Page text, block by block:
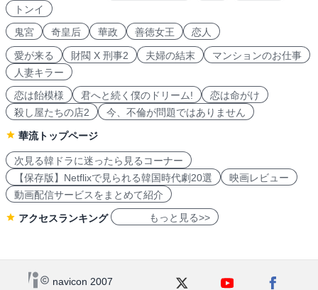
トンイ
鬼宮
奇皇后 華政 善徳女王 恋人
愛が来る 財閥 X 刑事2 夫婦の結末
マンションのお仕事
人妻キラー
恋は飴模様
君へと続く僕のドリーム!
恋は命がけ
殺し屋たちの店2
今、不倫が問題ではありません
華流トップページ
次見る韓ドラに迷ったら見るコーナー
【保存版】Netflixで見られる韓国時代劇20選
映画レビュー
動画配信サービスをまとめて紹介
アクセスランキング もっと見る>>
navicon 2007